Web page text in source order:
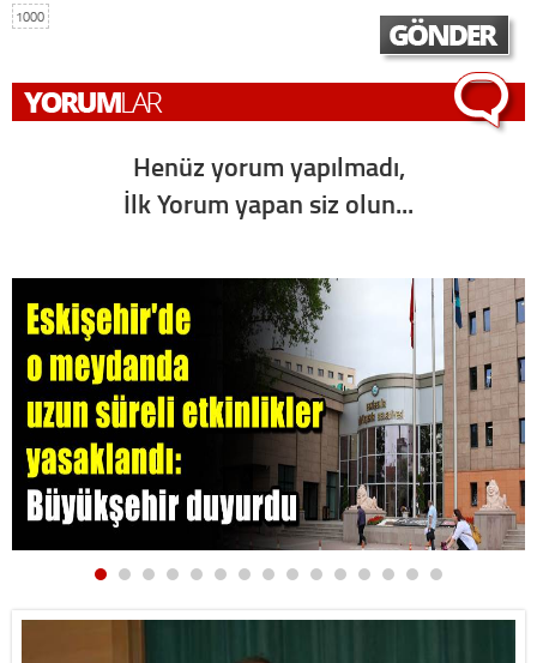
1000
Henüz yorum yapılmadı,
İlk Yorum yapan siz olun...